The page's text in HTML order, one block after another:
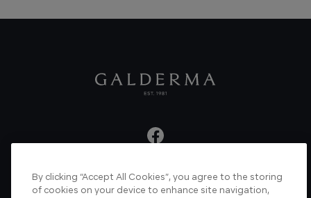
About us Articles News Videos
By clicking “Accept All Cookies”, you agree to the storing
of cookies on your device to enhance site navigation,